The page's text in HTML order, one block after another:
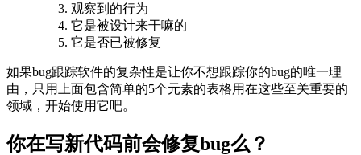
观察到的行为
它是被设计来干嘛的
它是否已被修复
如果bug跟踪软件的复杂性是让你不想跟踪你的bug的唯一理
由，只用上面包含简单的5个元素的表格用在这些至关重要的
领域，开始使用它吧。
你在写新代码前会修复bug么？